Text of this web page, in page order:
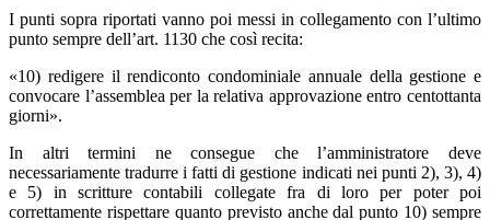
I punti sopra riportati vanno poi messi in collegamento con l’ultimo
punto sempre dell’art. 1130 che così recita:
«10) redigere il rendiconto condominiale annuale della gestione e
convocare l’assemblea per la relativa approvazione entro centottanta
giorni».
In altri termini ne consegue che l’amministratore deve
necessariamente tradurre i fatti di gestione indicati nei punti 2), 3), 4)
e 5) in scritture contabili collegate fra di loro per poter poi
correttamente rispettare quanto previsto anche dal punto 10) sempre